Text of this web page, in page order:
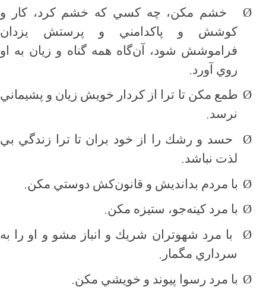
Ø
خشم مكن، چه كسي كه خشم كرد، كار و
كوشش و پاكدامني و پرستش يزدان
فراموشش شود، آن‌گاه همه گناه و زيان به او
روي آورد.
Ø طمع مكن تا ترا از كردار خويش زيان و پشيماني
نرسد.
Ø
حسد و رشك را از خود بران تا ترا زندگي بي
لذت نباشد.
Ø با مردم بدانديش و قانون‌كش دوستي مكن.
Ø با مرد كينه‌جو، ستيزه مكن.
Ø
با مرد شهوتران شريك و انباز مشو و او را به
سرداري مگمار .
Ø با مرد رسوا پيوند و خويشي مكن.